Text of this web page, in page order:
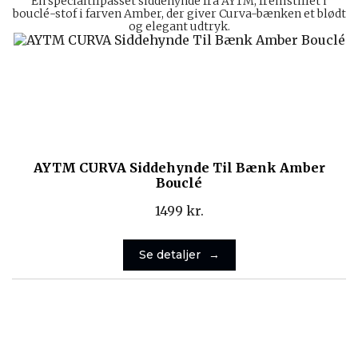
AYTM CURVA Siddehynde Til Bænk Amber
Bouclé
bouclé-stof i farven Amber, der giver Curva-bænken et blødt
og elegant udtryk.
1499 kr.
Se detaljer